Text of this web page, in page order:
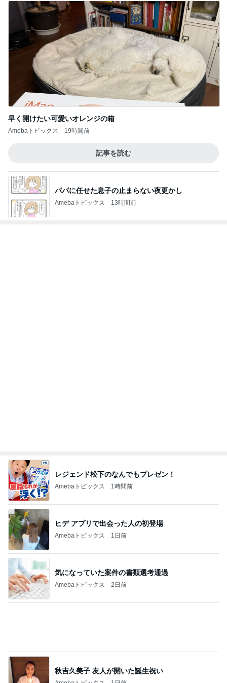
早く開けたい可愛いオレンジの箱
Amebaトピックス 19時間前
記事を読む
パパに任せた息子の止まらない夜更かし
Amebaトピックス 13時間前
心が救われたママ友の優しい一言
美川憲一 とても楽しかったトーク
Amebaトピックス 1日前